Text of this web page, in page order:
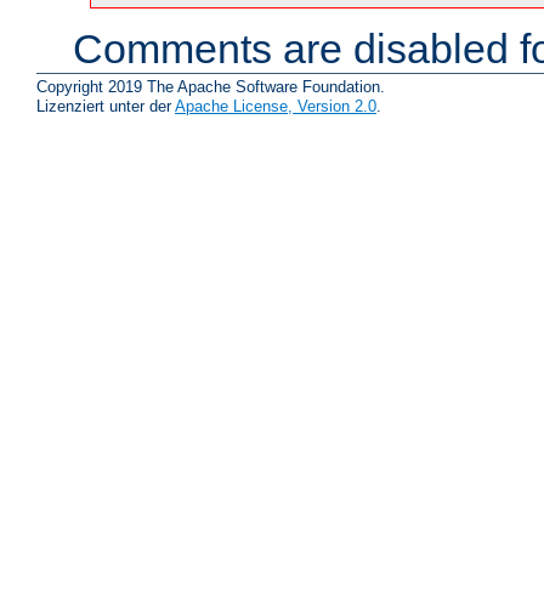
Comments are disabled
Copyright 2019 The Apache Software Foundation.
Lizenziert unter derApache License, Version 2.0